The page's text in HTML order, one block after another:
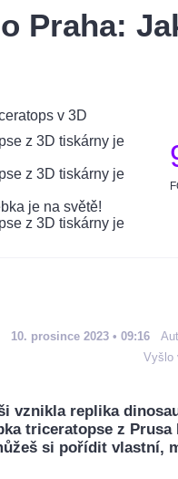
Praha:
10. prosince 2023 • 09:16
Vyšlo
vznikla replika
triceratopse z Prusa
si pořídit vlastní,